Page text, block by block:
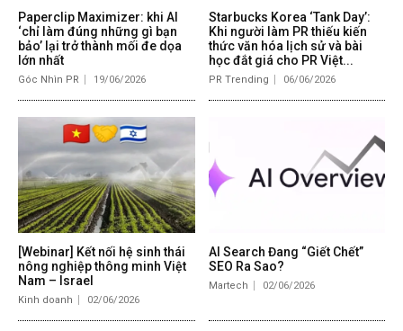
Paperclip Maximizer: khi AI
‘chỉ làm đúng những gì bạn
bảo’ lại trở thành mối đe dọa
lớn nhất
Góc Nhìn PR 19/06/2026
Starbucks Korea ‘Tank Day’:
Khi người làm PR thiếu kiến
thức văn hóa lịch sử và bài
học đắt giá cho PR Việt...
PR Trending 06/06/2026
[Webinar] Kết nối hệ sinh thái
nông nghiệp thông minh Việt
Nam – Israel
Kinh doanh 02/06/2026
AI Search Đang “Giết Chết”
SEO Ra Sao?
Martech 02/06/2026